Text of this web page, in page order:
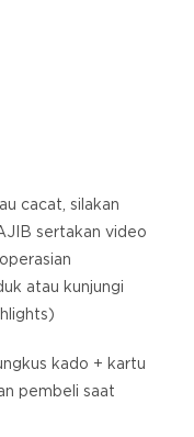
cacat, silakan
sertakan video
atau kunjungi
kado + kartu
pembeli saat